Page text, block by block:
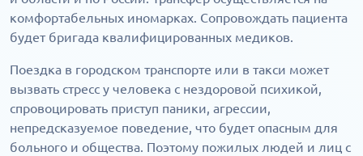
комфортабельных иномарках. Сопровождать пациента
будет бригада квалифицированных медиков.
Поездка в городском транспорте или в такси может
вызвать стресс у человека с нездоровой психикой,
спровоцировать приступ паники, агрессии,
непредсказуемое поведение, что будет опасным для
больного и общества. Поэтому пожилых людей и лиц с